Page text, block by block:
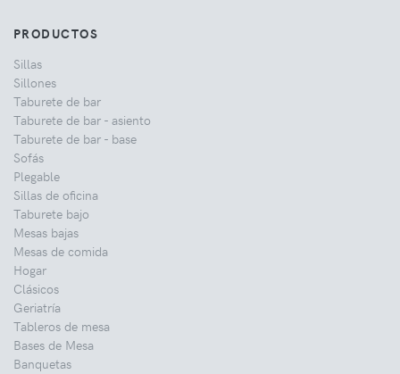
PRODUCTOS
Sillas
Sillones
Taburete de bar
Taburete de bar - asiento
Taburete de bar - base
Sofás
Plegable
Sillas de oficina
Taburete bajo
Mesas bajas
Mesas de comida
Hogar
Clásicos
Geriatría
Tableros de mesa
Bases de Mesa
Banquetas